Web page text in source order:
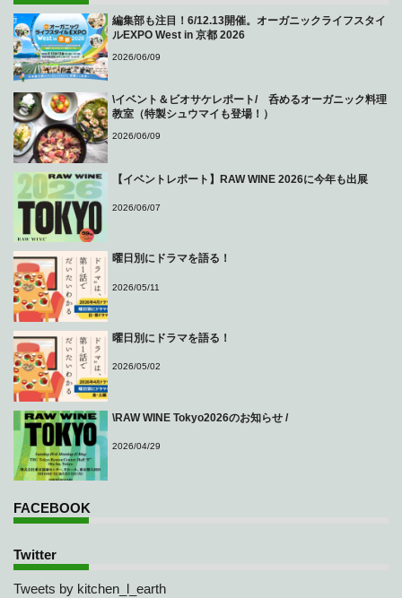
編集部も注目！6/12.13開催。オーガニックライフスタイ
ルEXPO West in 京都 2026
2026/06/09
\イベント＆ビオサケレポート/ 呑めるオーガニック料理
教室（特製シュウマイも登場！）
2026/06/09
【イベントレポート】RAW WINE 2026に今年も出展
2026/06/07
曜日別にドラマを語る！
2026/05/11
曜日別にドラマを語る！
2026/05/02
\RAW WINE Tokyo2026のお知らせ /
2026/04/29
FACEBOOK
Twitter
Tweets by kitchen_l_earth